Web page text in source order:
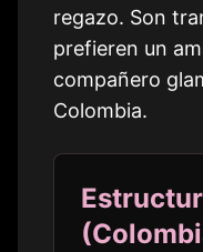
regazo. Son
prefieren un
compañero
Colombia.
(